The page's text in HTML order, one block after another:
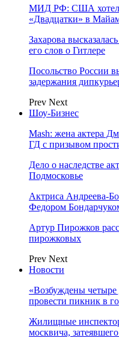
МИД РФ: США хотели
«Двадцатки» в
Захарова
его слов о Гитлере
Посольство России
задержания
Prev Next
Шоу-Бизнес
Mash: жена актера
ГД с призывом
Дело о наследстве
Подмосковье
Актриса Андреева-
Федором
Артур Пирожков
пирожковых
Prev Next
Новости
«Возбуждены четыре
провести пикник в
Жилищные
москвича,